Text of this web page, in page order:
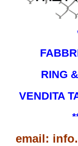
RING
VENDITA
email: